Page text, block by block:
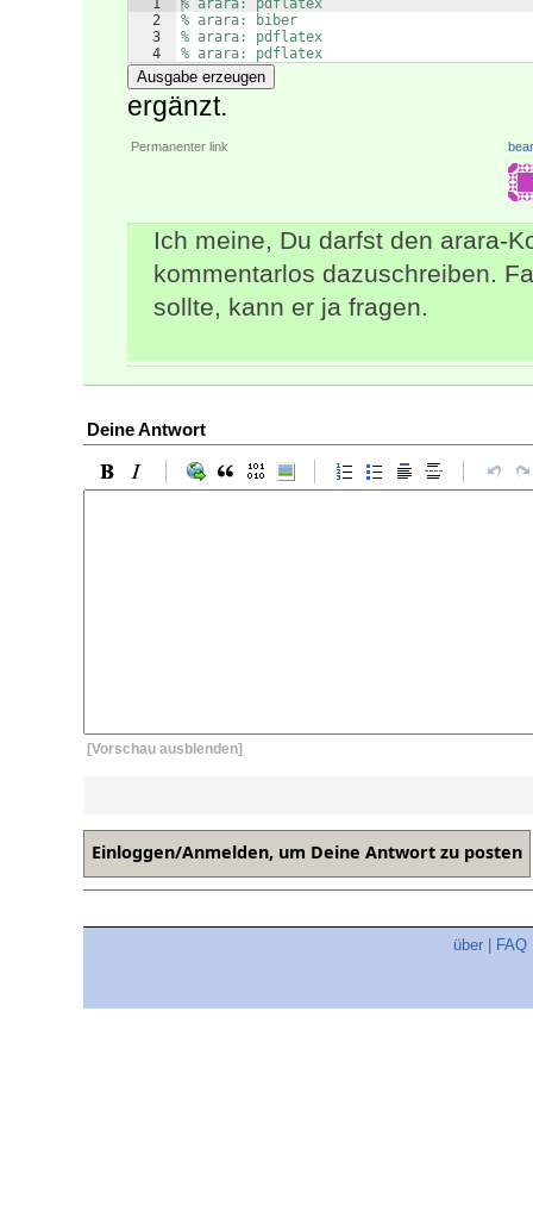
1
2
3
4
% arara: pdflatex
% arara: biber
% arara: pdflatex
% arara: pdflatex
Ausgabe erzeugen
ergänzt.
Permanenter link
Ich meine, Du darfst den arara-
kommentarlos dazuschreiben.
sollte, kann er ja fragen.
Deine Antwort
[Vorschau ausblenden]
über FAQ